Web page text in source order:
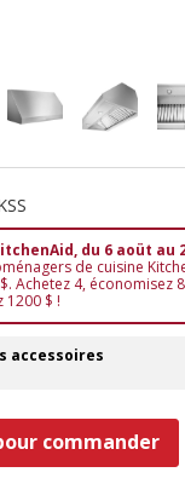
du 6 aoüt au
de cuisine
Achetez 4, économisez
1200 $ !
accessoires
commander